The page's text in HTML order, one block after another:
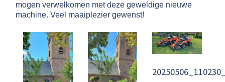
mogen verwelkomen met deze geweldige nieuwe
machine. Veel maaiplezier gewenst!